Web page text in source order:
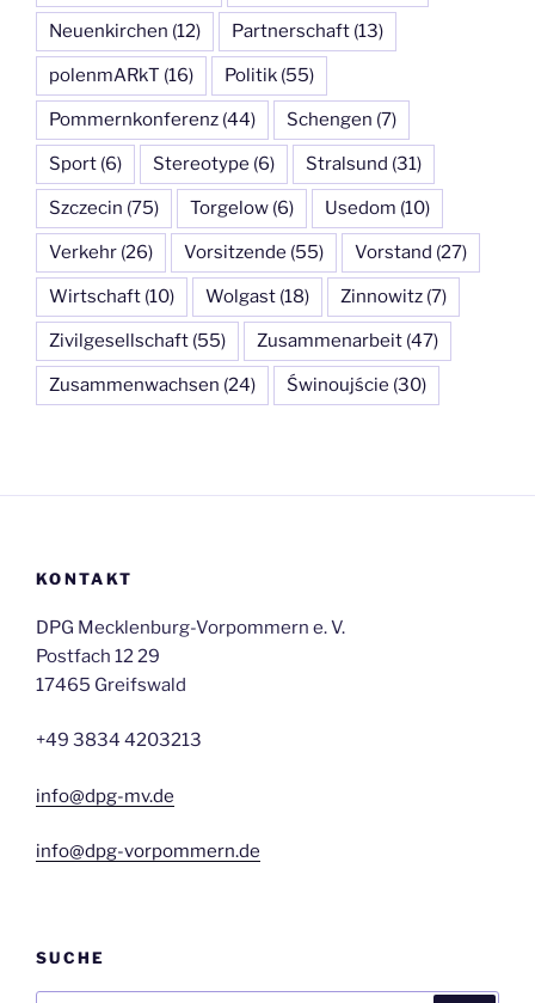
Neuenkirchen (12) Partnerschaft (13)
polenmARkT (16) Politik (55)
Pommernkonferenz (44) Schengen (7)
Sport (6) Stereotype (6) Stralsund (31)
Szczecin (75) Torgelow (6) Usedom (10)
Verkehr (26) Vorsitzende (55) Vorstand (27)
Wirtschaft (10) Wolgast (18) Zinnowitz (7)
Zivilgesellschaft (55) Zusammenarbeit (47)
Zusammenwachsen (24) Świnoujście (30)
KONTAKT
DPG Mecklenburg-Vorpommern e. V.
Postfach 12 29
17465 Greifswald
+49 3834 4203213
info@dpg-mv.de
info@dpg-vorpommern.de
SUCHE